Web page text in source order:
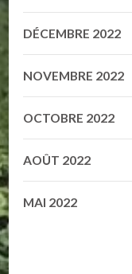
DÉCEMBRE 2022
NOVEMBRE 2022
OCTOBRE 2022
AOÛT 2022
MAI 2022